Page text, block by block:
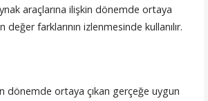
araçlarına ilişkin dönemde ortaya
değer farklarının izlenmesinde kullanılır.
dönemde ortaya çıkan gerçeğe uygun